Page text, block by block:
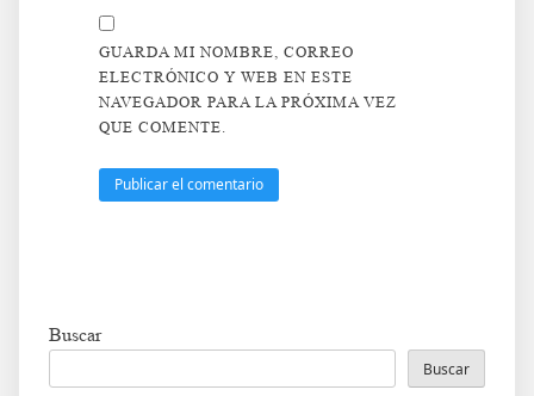
GUARDA MI NOMBRE, CORREO
ELECTRÓNICO Y WEB EN ESTE
NAVEGADOR PARA LA PRÓXIMA VEZ
QUE COMENTE.
Buscar
Buscar